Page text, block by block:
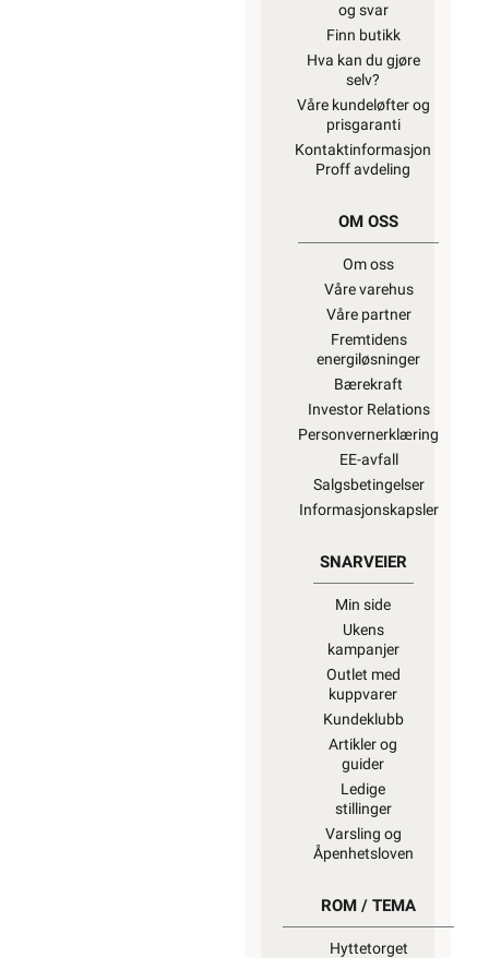
og svar
Finn butikk
Hva kan du gjøre
selv?
Våre kundeløfter og
prisgaranti
Kontaktinformasjon
Proff avdeling
OM OSS
Om oss
Våre varehus
Våre partner
Fremtidens
energiløsninger
Bærekraft
Investor Relations
Personvernerklæring
EE-avfall
Salgsbetingelser
Informasjonskapsler
SNARVEIER
Min side
Ukens
kampanjer
Outlet med
kuppvarer
Kundeklubb
Artikler og
guider
Ledige
stillinger
Varsling og
Åpenhetsloven
ROM / TEMA
Hyttetorget